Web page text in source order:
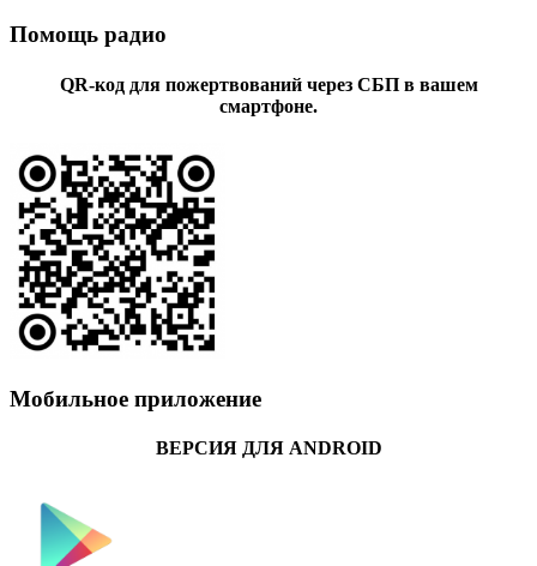
Помощь радио
QR-код для пожертвований через СБП в вашем
смартфоне.
Мобильное приложение
ВЕРСИЯ ДЛЯ ANDROID